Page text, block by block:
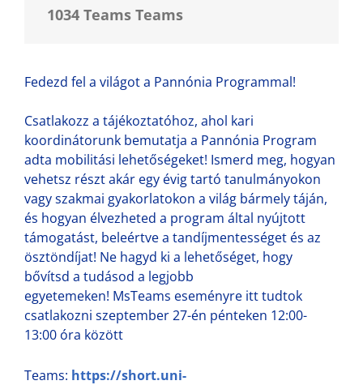
1034 Teams Teams
Fedezd fel a világot a Pannónia Programmal!
Csatlakozz a tájékoztatóhoz, ahol kari
koordinátorunk bemutatja a Pannónia Program
adta mobilitási lehetőségeket! Ismerd meg, hogyan
vehetsz részt akár egy évig tartó tanulmányokon
vagy szakmai gyakorlatokon a világ bármely táján,
és hogyan élvezheted a program által nyújtott
támogatást, beleértve a tandíjmentességet és az
ösztöndíjat! Ne hagyd ki a lehetőséget, hogy
bővítsd a tudásod a legjobb
egyetemeken! MsTeams eseményre itt tudtok
csatlakozni szeptember 27-én pénteken 12:00-
13:00 óra között
Teams: https://short.uni-